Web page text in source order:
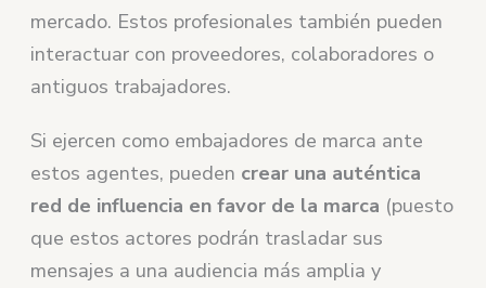
mercado. Estos profesionales también pueden
interactuar con proveedores, colaboradores o
antiguos trabajadores.
Si ejercen como embajadores de marca ante
estos agentes, pueden crear una auténtica
red de influencia en favor de la marca (puesto
que estos actores podrán trasladar sus
mensajes a una audiencia más amplia y